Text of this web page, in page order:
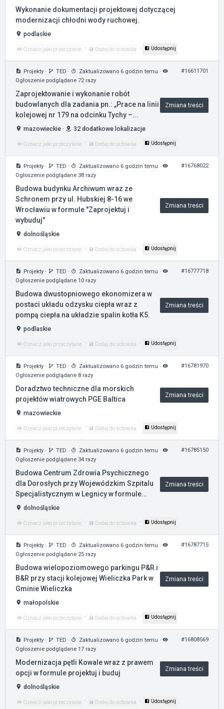
Wykonanie dokumentacji projektowej dotyczącej
modernizacji chłodni wody ruchowej.
podlaskie
Oznacz jako przeczytane · Dodaj do schowka · Udostępnij
Projekty · TED · Zaktualizowano 6 godzin temu ·
Ogłoszenie podglądane 72 razy
#16611701
Zaprojektowanie i wykonanie robót
budowlanych dla zadania pn.: „Prace na linii
kolejowej nr 179 na odcinku Tychy –...
Zmiana treści
mazowieckie · 32 dodatkowe lokalizacje
Oznacz jako przeczytane · Dodaj do schowka · Udostępnij
Projekty · TED · Zaktualizowano 6 godzin temu ·
Ogłoszenie podglądane 38 razy
#16768022
Budowa budynku Archiwum wraz ze
Schronem przy ul. Hubskiej 8-16 we
Wrocławiu w formule "Zaprojektuj i
wybuduj"
Zmiana treści
dolnośląskie
Oznacz jako przeczytane · Dodaj do schowka · Udostępnij
Projekty · TED · Zaktualizowano 6 godzin temu ·
Ogłoszenie podglądane 10 razy
#16777718
Budowa dwustopniowego ekonomizera w
postaci układu odzysku ciepła wraz z
pompą ciepła na układzie spalin kotła K5.
Zmiana treści
podlaskie
Oznacz jako przeczytane · Dodaj do schowka · Udostępnij
Projekty · TED · Zaktualizowano 6 godzin temu ·
Ogłoszenie podglądane 8 razy
#16781970
Doradztwo techniczne dla morskich
projektów wiatrowych PGE Baltica
Zmiana treści
mazowieckie
Oznacz jako przeczytane · Dodaj do schowka · Udostępnij
Projekty · TED · Zaktualizowano 6 godzin temu ·
Ogłoszenie podglądane 34 razy
#16785150
Budowa Centrum Zdrowia Psychicznego
dla Dorosłych przy Wojewódzkim Szpitalu
Specjalistycznym w Legnicy w formule...
Zmiana treści
dolnośląskie
Oznacz jako przeczytane · Dodaj do schowka · Udostępnij
Projekty · TED · Zaktualizowano 6 godzin temu ·
Ogłoszenie podglądane 25 razy
#16787715
Budowa wielopoziomowego parkingu P&R i
B&R przy stacji kolejowej Wieliczka Park w
Gminie Wieliczka
Zmiana treści
małopolskie
Oznacz jako przeczytane · Dodaj do schowka · Udostępnij
Projekty · TED · Zaktualizowano 6 godzin temu ·
Ogłoszenie podglądane 17 razy
#16808569
Modernizacja pętli Kowale wraz z prawem
opcji w formule projektuj i buduj
Zmiana treści
dolnośląskie
Oznacz jako przeczytane · Dodaj do schowka · Udostępnij